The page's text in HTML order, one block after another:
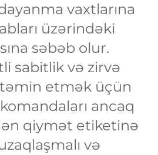
vaxtlarına
üzərindəki
səbəb olur.
sabitlik və zirvə
etmək üçün
ancaq
qiymət etiketinə
və